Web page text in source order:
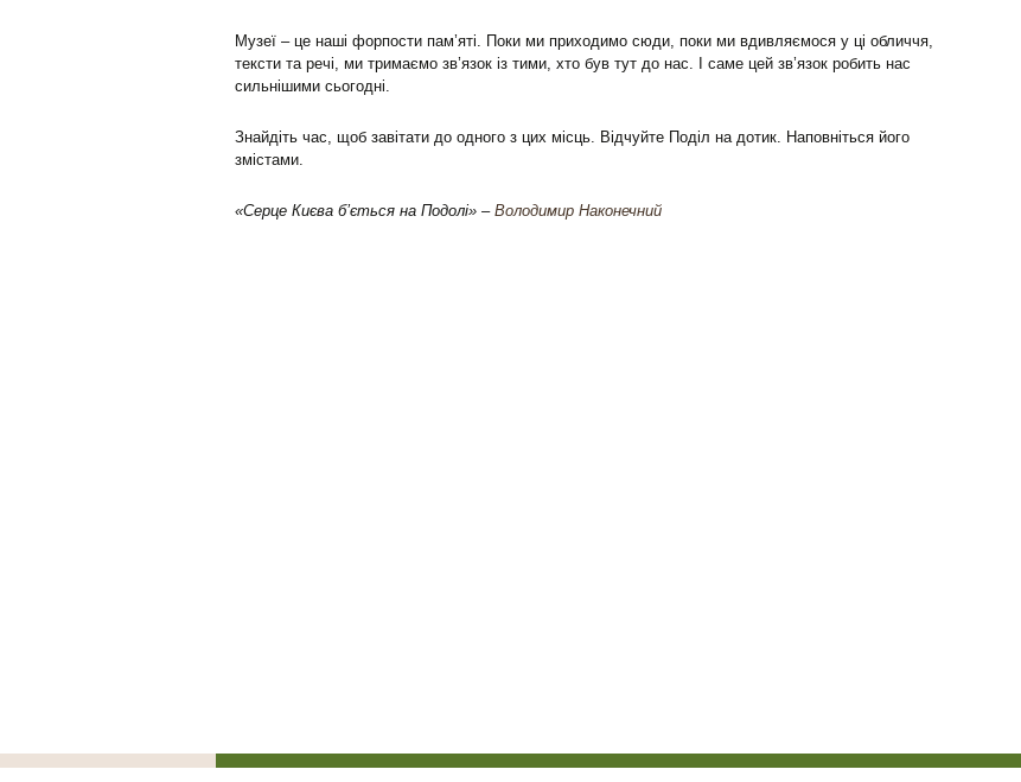
Музеї – це наші форпости пам’яті. Поки ми приходимо сюди, поки ми вдивляємося у ці обличчя,
тексти та речі, ми тримаємо зв’язок із тими, хто був тут до нас. І саме цей зв’язок робить нас
сильнішими сьогодні.
Знайдіть час, щоб завітати до одного з цих місць. Відчуйте Поділ на дотик. Наповніться його
змістами.
«Серце Києва бʼється на Подолі» – Володимир Наконечний